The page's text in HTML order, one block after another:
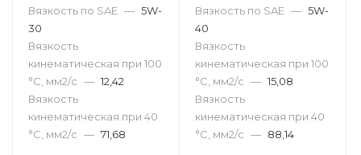
Вязкость по SAE — 5W-
30
Вязкость
кинематическая при 100
°С, мм2/с — 12,42
Вязкость
кинематическая при 40
°С, мм2/с — 71,68
Вязкость по SAE — 5W-
40
Вязкость
кинематическая при 100
°С, мм2/с — 15,08
Вязкость
кинематическая при 40
°С, мм2/с — 88,14